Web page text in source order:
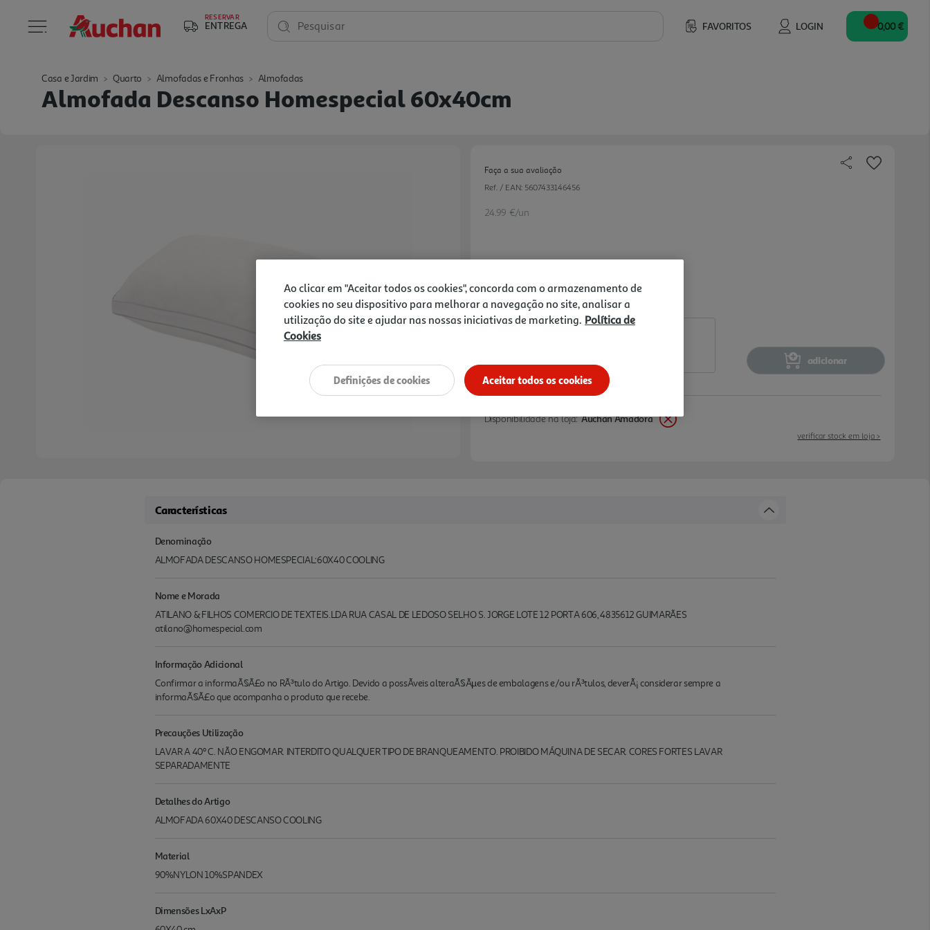
RESERVAR
ENTREGA FAVORITOS LOGIN
Pesquisar 0,00 €
Casa e Jardim Quarto Almofadas e Fronhas Almofadas
Almofada Descanso Homespecial 60x40cm
Faça a sua avaliação
Ref. / EAN: 5607433146456
24.99 €/un
Notas de preparação
adicionar
Disponibilidade na loja: Auchan Amadora
verificar stock em loja >
Características
Denominação
ALMOFADA DESCANSO HOMESPECIAL:60X40 COOLING
Nome e Morada
ATILANO & FILHOS COMERCIO DE TEXTEIS.LDA RUA CASAL DE LEDOSO SELHO S. JORGE LOTE 12 PORTA 606, 4835612 GUIMARÃES
atilano@homespecial.com
Informação Adicional
Confirmar a informaÃ§Ã£o no RÃ³tulo do Artigo. Devido a possÃ­veis alteraÃ§Ãµes de embalagens e/ou rÃ³tulos, deverÃ¡ considerar sempre a
informaÃ§Ã£o que acompanha o produto que recebe.
Precauções Utilização
LAVAR A 40º C. NÃO ENGOMAR. INTERDITO QUALQUER TIPO DE BRANQUEAMENTO. PROIBIDO MÁQUINA DE SECAR. CORES FORTES LAVAR
SEPARADAMENTE
Detalhes do Artigo
ALMOFADA 60X40 DESCANSO COOLING
Material
90%NYLON 10%SPANDEX
Dimensões LxAxP
Ao clicar em "Aceitar todos os cookies", concorda com o armazenamento de
cookies no seu dispositivo para melhorar a navegação no site, analisar a
utilização do site e ajudar nas nossas iniciativas de marketing. Política de
Cookies
Aceitar todos os cookies
Definições de cookies